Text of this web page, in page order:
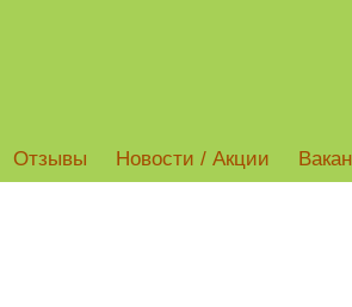
Отзывы Новости / Акции